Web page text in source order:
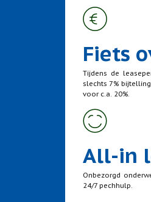
Fiets
Tijdens de
slechts 7%
voor c.a. 20%.
All-in
Onbezorgd
24/7 pechhulp.